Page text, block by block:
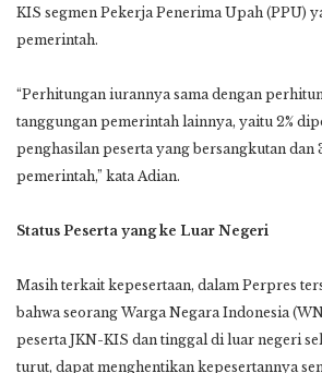
KIS segmen Pekerja Penerima Upah (PPU)
pemerintah.
“Perhitungan iurannya sama dengan
tanggungan pemerintah lainnya, yaitu 2%
penghasilan peserta yang bersangkutan dan
pemerintah,” kata Adian.
Status Peserta yang ke Luar Negeri
Masih terkait kepesertaan, dalam Perpres
bahwa seorang Warga Negara Indonesia
peserta JKN-KIS dan tinggal di luar negeri
turut, dapat menghentikan kepesertannya